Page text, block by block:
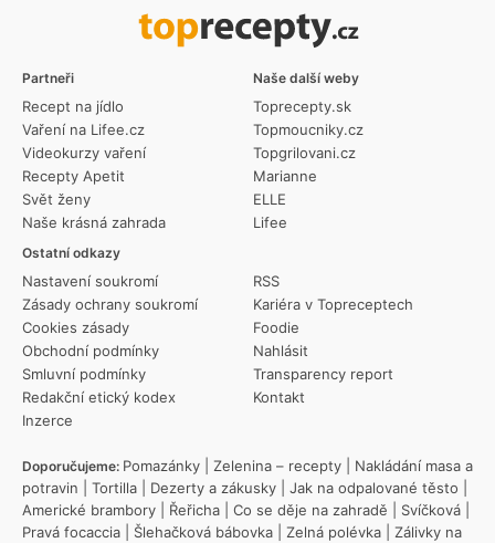
Partneři
Recept na jídlo
Vaření na Lifee.cz
Videokurzy vaření
Recepty Apetit
Svět ženy
Naše krásná zahrada
Ostatní odkazy
Nastavení soukromí
Zásady ochrany soukromí
Cookies zásady
Obchodní podmínky
Smluvní podmínky
Redakční etický kodex
Inzerce
RSS
Kariéra v Topreceptech
Foodie
Nahlásit
Transparency report
Kontakt
Naše další weby
Toprecepty.sk
Topmoucniky.cz
Topgrilovani.cz
Marianne
ELLE
Lifee
Doporučujeme: Pomazánky Zelenina – recepty
Nakládání masa a
potravin
Tortilla Dezerty a zákusky Jak na odpalované těsto
Americké brambory
Řeřicha Co se děje na zahradě Svíčková
Pravá focaccia
Šlehačková bábovka Zelná polévka
Zálivky na